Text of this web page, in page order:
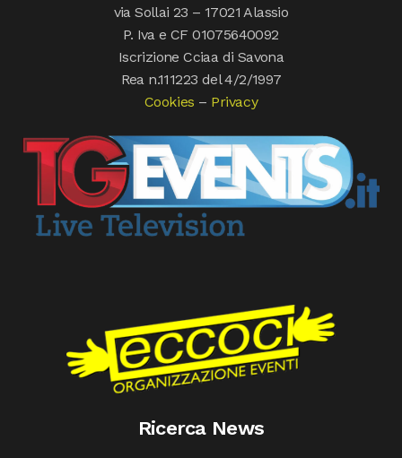
via Sollai 23 – 17021 Alassio
P. Iva e CF 01075640092
Iscrizione Cciaa di Savona
Rea n.111223 del 4/2/1997
Cookies – Privacy
Ricerca News